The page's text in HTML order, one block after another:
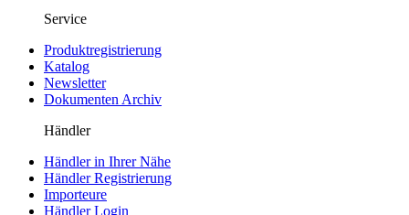
Service
Produktregistrierung
Katalog
Newsletter
Dokumenten Archiv
Händler
Händler in Ihrer Nähe
Händler Registrierung
Importeure
Händler Login